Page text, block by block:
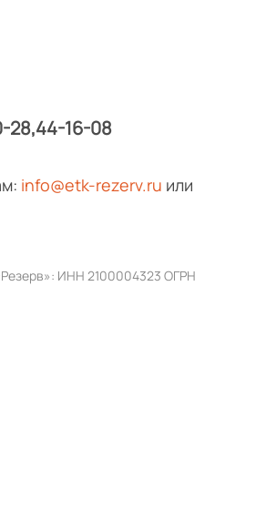
28 44-16-08
info@etk-rezerv.ru или
ИНН 2100004323 ОГРН